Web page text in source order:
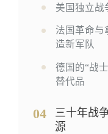
美国独立战
法国革命与
造新军队
德国的“战
替代品
04
三十年战
源